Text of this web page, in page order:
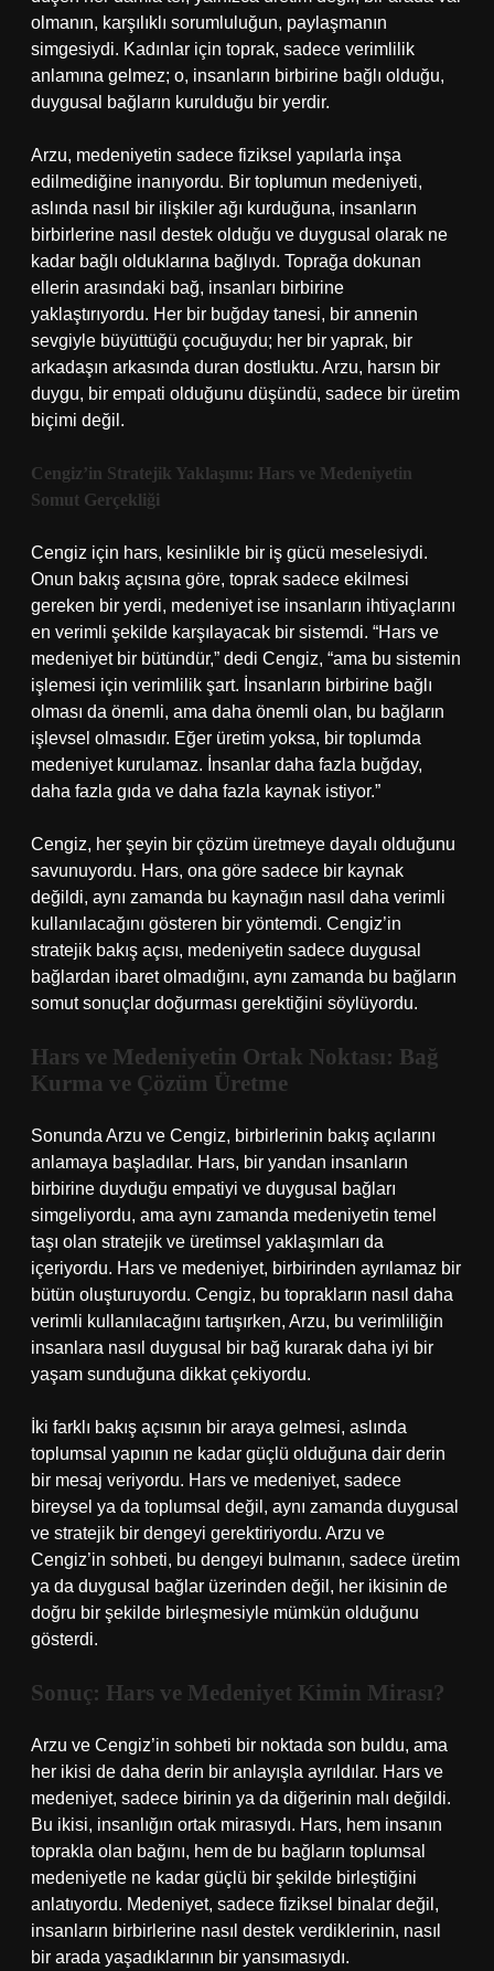
olmanın, karşılıklı sorumluluğun, paylaşmanın
simgesiydi. Kadınlar için toprak, sadece verimlilik
anlamına gelmez; o, insanların birbirine bağlı olduğu,
duygusal bağların kurulduğu bir yerdir.
Arzu, medeniyetin sadece fiziksel yapılarla inşa
edilmediğine inanıyordu. Bir toplumun medeniyeti,
aslında nasıl bir ilişkiler ağı kurduğuna, insanların
birbirlerine nasıl destek olduğu ve duygusal olarak ne
kadar bağlı olduklarına bağlıydı. Toprağa dokunan
ellerin arasındaki bağ, insanları birbirine
yaklaştırıyordu. Her bir buğday tanesi, bir annenin
sevgiyle büyüttüğü çocuğuydu; her bir yaprak, bir
arkadaşın arkasında duran dostluktu. Arzu, harsın bir
duygu, bir empati olduğunu düşündü, sadece bir üretim
biçimi değil.
Cengiz’in Stratejik Yaklaşımı: Hars ve Medeniyetin
Somut Gerçekliği
Cengiz için hars, kesinlikle bir iş gücü meselesiydi.
Onun bakış açısına göre, toprak sadece ekilmesi
gereken bir yerdi, medeniyet ise insanların ihtiyaçlarını
en verimli şekilde karşılayacak bir sistemdi. “Hars ve
medeniyet bir bütündür,” dedi Cengiz, “ama bu sistemin
işlemesi için verimlilik şart. İnsanların birbirine bağlı
olması da önemli, ama daha önemli olan, bu bağların
işlevsel olmasıdır. Eğer üretim yoksa, bir toplumda
medeniyet kurulamaz. İnsanlar daha fazla buğday,
daha fazla gıda ve daha fazla kaynak istiyor.”
Cengiz, her şeyin bir çözüm üretmeye dayalı olduğunu
savunuyordu. Hars, ona göre sadece bir kaynak
değildi, aynı zamanda bu kaynağın nasıl daha verimli
kullanılacağını gösteren bir yöntemdi. Cengiz’in
stratejik bakış açısı, medeniyetin sadece duygusal
bağlardan ibaret olmadığını, aynı zamanda bu bağların
somut sonuçlar doğurması gerektiğini söylüyordu.
Hars ve Medeniyetin Ortak Noktası: Bağ
Kurma ve Çözüm Üretme
Sonunda Arzu ve Cengiz, birbirlerinin bakış açılarını
anlamaya başladılar. Hars, bir yandan insanların
birbirine duyduğu empatiyi ve duygusal bağları
simgeliyordu, ama aynı zamanda medeniyetin temel
taşı olan stratejik ve üretimsel yaklaşımları da
içeriyordu. Hars ve medeniyet, birbirinden ayrılamaz bir
bütün oluşturuyordu. Cengiz, bu toprakların nasıl daha
verimli kullanılacağını tartışırken, Arzu, bu verimliliğin
insanlara nasıl duygusal bir bağ kurarak daha iyi bir
yaşam sunduğuna dikkat çekiyordu.
İki farklı bakış açısının bir araya gelmesi, aslında
toplumsal yapının ne kadar güçlü olduğuna dair derin
bir mesaj veriyordu. Hars ve medeniyet, sadece
bireysel ya da toplumsal değil, aynı zamanda duygusal
ve stratejik bir dengeyi gerektiriyordu. Arzu ve
Cengiz’in sohbeti, bu dengeyi bulmanın, sadece üretim
ya da duygusal bağlar üzerinden değil, her ikisinin de
doğru bir şekilde birleşmesiyle mümkün olduğunu
gösterdi.
Sonuç: Hars ve Medeniyet Kimin Mirası?
Arzu ve Cengiz’in sohbeti bir noktada son buldu, ama
her ikisi de daha derin bir anlayışla ayrıldılar. Hars ve
medeniyet, sadece birinin ya da diğerinin malı değildi.
Bu ikisi, insanlığın ortak mirasıydı. Hars, hem insanın
toprakla olan bağını, hem de bu bağların toplumsal
medeniyetle ne kadar güçlü bir şekilde birleştiğini
anlatıyordu. Medeniyet, sadece fiziksel binalar değil,
insanların birbirlerine nasıl destek verdiklerinin, nasıl
bir arada yaşadıklarının bir yansımasıydı.